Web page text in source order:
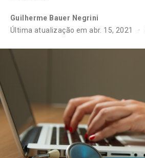
Guilherme Bauer Negrini
Última atualização em abr. 15, 2021